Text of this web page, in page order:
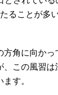
ることが多
方角に向か
、この風習は
す。